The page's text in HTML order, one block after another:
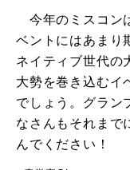
今年のミスコン
ベントにはあまり
ネイティブ世代の
大勢を巻き込むイ
でしょう。グラン
なさんもそれまで
んでください！